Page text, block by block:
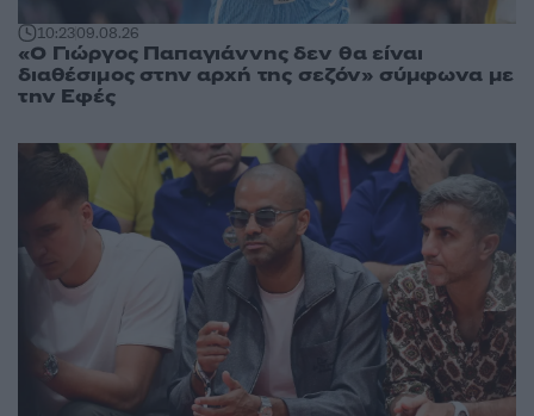
10:2309.08.26
«Ο Γιώργος Παπαγιάννης δεν θα είναι
διαθέσιμος στην αρχή της σεζόν» σύμφωνα με
την Εφές